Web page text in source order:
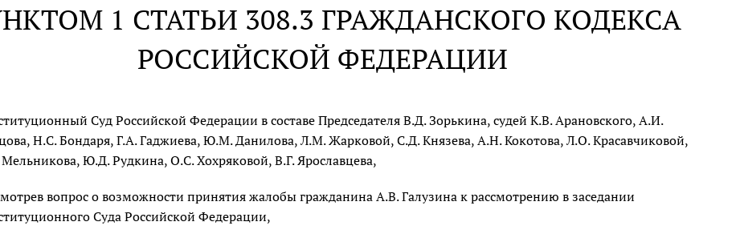
1 СТАТЬИ 308.3 ГРАЖДАНСКОГО КОДЕКСА
РОССИЙСКОЙ ФЕДЕРАЦИИ
Суд Российской Федерации в составе Председателя В.Д. Зорькина, судей К.В. Арановского, А.И.
Н.С. Бондаря, Г.А. Гаджиева, Ю.М. Данилова, Л.М. Жарковой, С.Д. Князева, А.Н. Кокотова, Л.О. Красавчиковой,
Ю.Д. Рудкина, О.С. Хохряковой, В.Г. Ярославцева,
вопрос о возможности принятия жалобы гражданина А.В. Галузина к рассмотрению в заседании
Суда Российской Федерации,